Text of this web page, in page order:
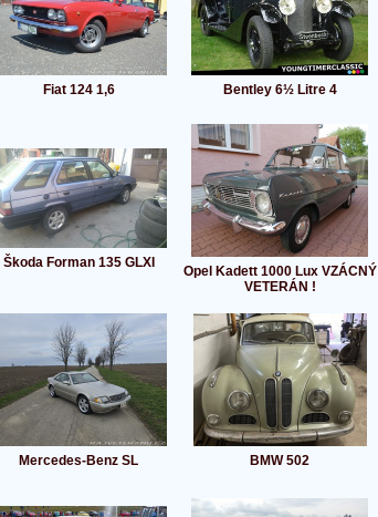
Fiat 124 1,6 Bentley 6½ Litre 4
Škoda Forman 135 GLXI
Opel Kadett 1000 Lux VZÁCNÝ
VETERÁN !
Mercedes-Benz SL
BMW 502